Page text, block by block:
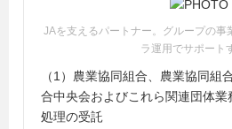
JAを支えるパートナー。グループの事
ラ運用でサポート
（1）農業協同組合、農業協同組
合中央会およびこれら関連団体業
処理の受託